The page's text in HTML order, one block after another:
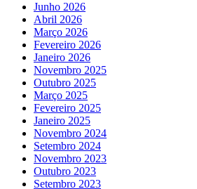
Junho 2026
Abril 2026
Março 2026
Fevereiro 2026
Janeiro 2026
Novembro 2025
Outubro 2025
Março 2025
Fevereiro 2025
Janeiro 2025
Novembro 2024
Setembro 2024
Novembro 2023
Outubro 2023
Setembro 2023